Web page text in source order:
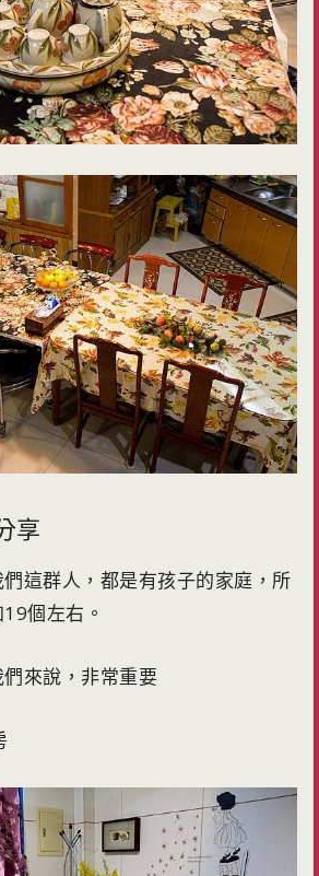
享
這群人，都是有孩子的家庭，所
個左右。
來說，非常重要